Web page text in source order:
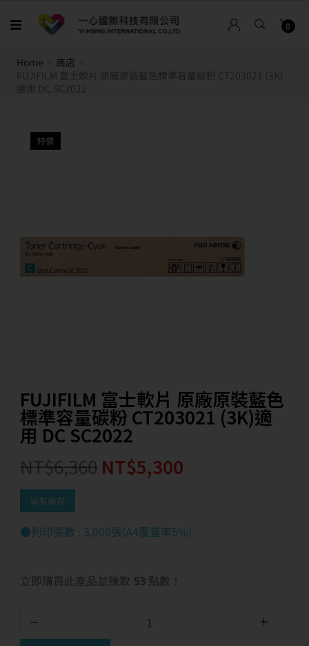
0
Home
商店
FUJIFILM 富士軟片 原廠原裝藍色標準容量碳粉 CT203021 (3K)
適用 DC SC2022
特價
FUJIFILM 富士軟片 原廠原裝藍色
標準容量碳粉 CT203021 (3K)適
用 DC SC2022
NT$6,360 NT$5,300
尚有庫存
●列印張數 : 3,000張(A4覆蓋率5%)
立即購買此產品並賺取 53 點數！